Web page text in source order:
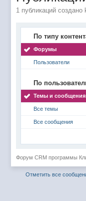
1 публикаций создано
По типу
Форумы
Пользователи
По
Темы и сообщения
Все темы
Все сообщения
Форум CRM программы
Отметить все